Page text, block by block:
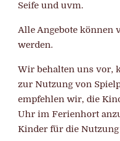
Seife und uvm.
Alle Angebote können
werden.
Wir behalten uns vor,
zur Nutzung von
empfehlen wir, die
Uhr im Ferienhort
Kinder für die